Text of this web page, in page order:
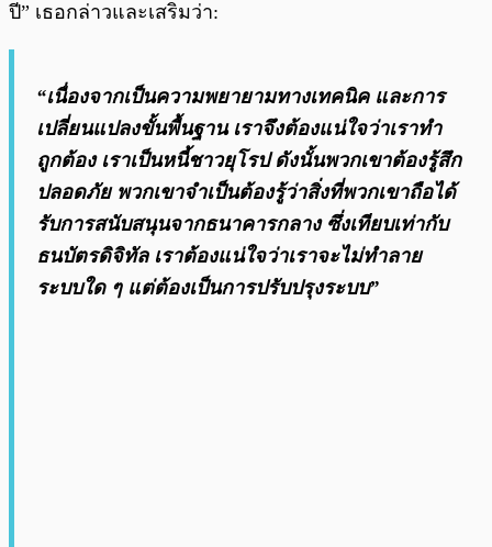
ปี” เธอกล่าวและเสริมว่า:
“เนื่องจากเป็นความพยายามทางเทคนิค และการ
เปลี่ยนแปลงขั้นพื้นฐาน เราจึงต้องแน่ใจว่าเราทำ
ถูกต้อง เราเป็นหนี้ชาวยุโรป ดังนั้นพวกเขาต้องรู้สึก
ปลอดภัย พวกเขาจำเป็นต้องรู้ว่าสิ่งที่พวกเขาถือได้
รับการสนับสนุนจากธนาคารกลาง ซึ่งเทียบเท่ากับ
ธนบัตรดิจิทัล เราต้องแน่ใจว่าเราจะไม่ทำลาย
ระบบใด ๆ แต่ต้องเป็นการปรับปรุงระบบ”